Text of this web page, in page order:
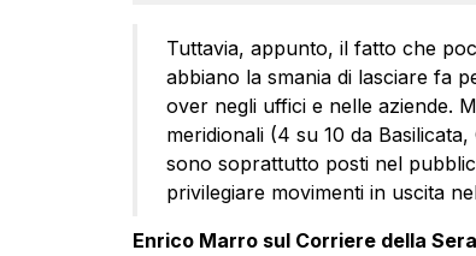
Tuttavia, appunto, il fatto che
abbiano la smania di lasciare fa
over negli uffici e nelle aziende.
meridionali (4 su 10 da
sono soprattutto posti nel
privilegiare movimenti in uscita
Enrico Marro sul Corriere della Sera